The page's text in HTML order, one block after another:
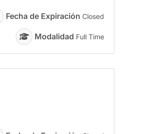
Fecha de Expiración Closed
Modalidad Full Time